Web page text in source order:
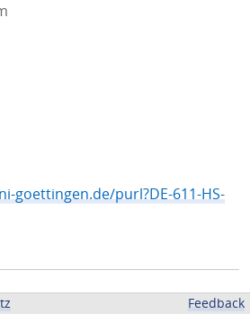
goettingen.de/purl?DE-611-HS-
Feedback